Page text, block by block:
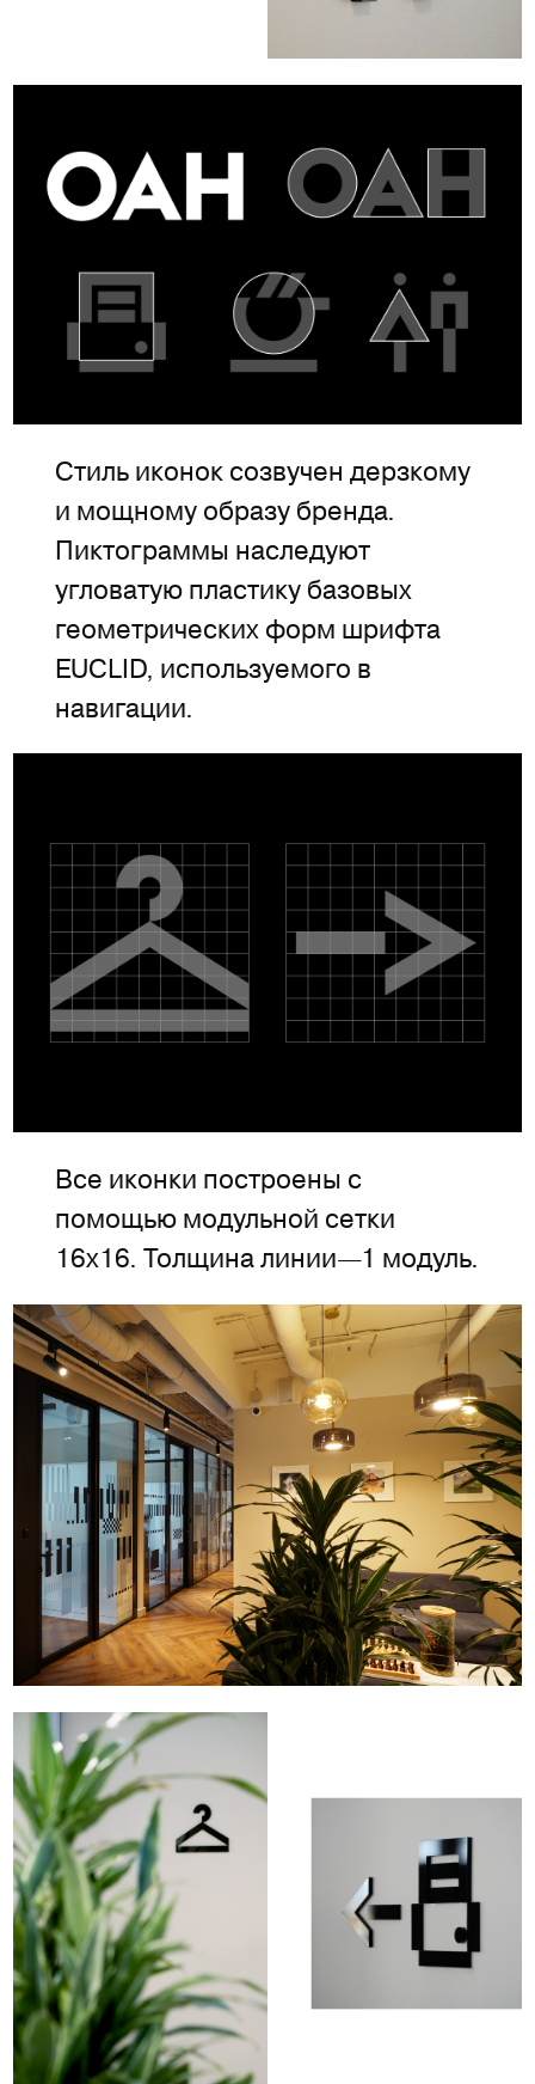
Стиль иконок созвучен дерзкому
и мощному образу бренда.
Пиктограммы наследуют
угловатую пластику базовых
геометрических форм шрифта
EUCLID, используемого в
навигации.
Все иконки построены с
помощью модульной сетки
16х16. Толщина линии—1 модуль.